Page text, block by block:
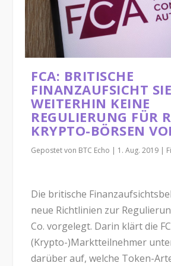
FCA: BRITISCHE
FINANZAUFSICHT
WEITERHIN KEINE
REGULIERUNG FÜR
KRYPTO-BÖRSEN
Gepostet von BTC Echo | 1. Aug. 2019 |
Die britische
neue Richtlinien zur
Co. vorgelegt. Darin klärt die
(Krypto-)Marktteilnehmer
darüber auf, welche Token-